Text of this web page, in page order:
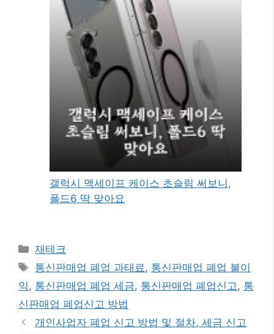
갤럭시 맥세이프 케이스 초슬림 써보니,
폴드6 딱 맞아요
카
테
리
재테크
태
그
통신판매업 폐업 과태료, 통신판매업 폐업 불이
익, 통신판매업 폐업 세금, 통신판매업 폐업신고, 통
신판매업 폐업신고 방법
개인사업자 폐업 신고 방법 및 절차, 세금 신고